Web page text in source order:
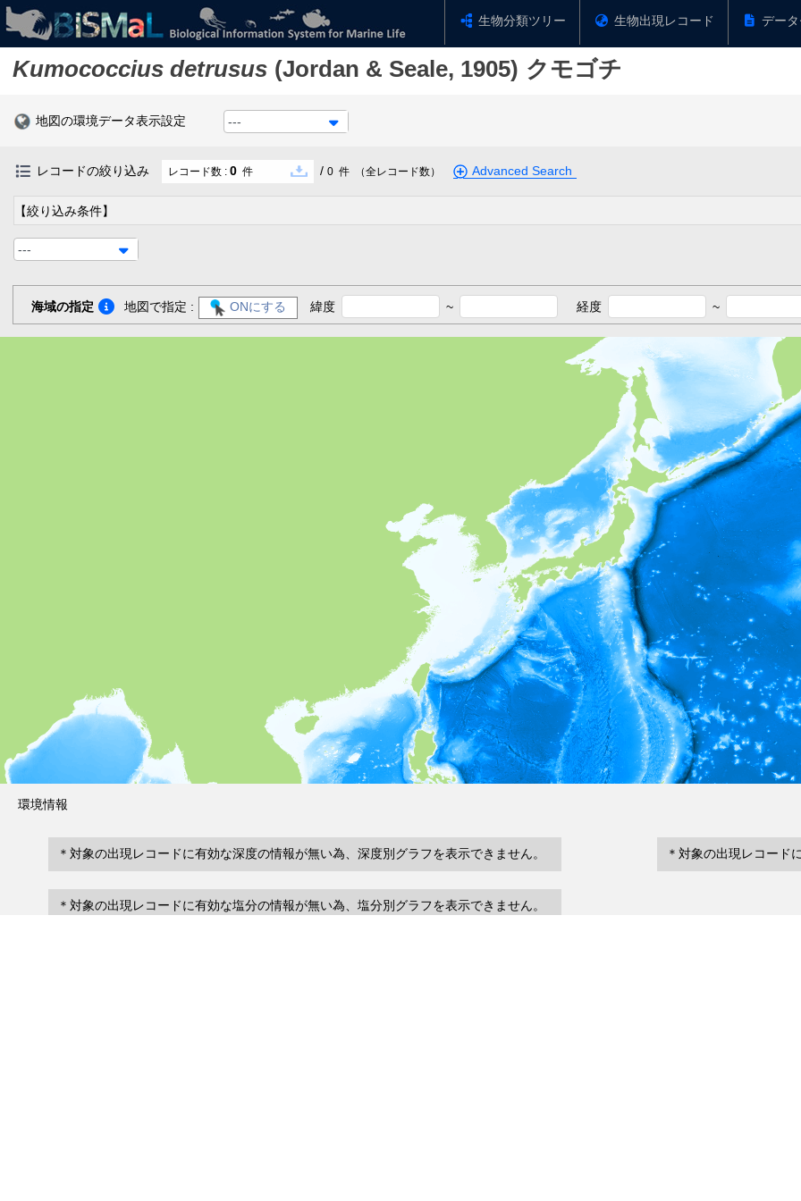
生物分類ツリー 生物出現レコード デー
Kumococcius detrusus (Jordan & Seale, 1905) クモゴチ
地図の環境データ表示設定 ---
レコードの絞り込み レコード数 : 0 件 / 0 件 （全レコード数） Advanced Search
【絞り込み条件】
---
海域の指定 地図で指定 : ONにする 緯度 ~ 経度 ~
環境情報
＊対象の出現レコードに有効な深度の情報が無い為、深度別グラフを表示できません。 ＊対象の出現レコード
＊対象の出現レコードに有効な塩分の情報が無い為、塩分別グラフを表示できません。